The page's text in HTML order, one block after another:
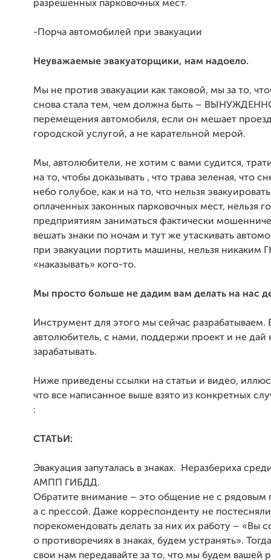
разрешенных парковочных мест.
-Порча автомобилей при эвакуации
Неуважаемые эвакуаторщики, нам надоело.
Мы не против эвакуации как таковой, мы за то,
снова стала тем, чем должна быть –
перемещения автомобиля, если он мешает
городской услугой, а не карательной мерой.
Мы, автолюбители, не хотим с вами судится,
на то, чтобы доказывать , что трава зеленая, что
небо голубое, как и на то, что нельзя
оплаченных законных парковочных мест, нельзя
предприятиям заниматься фактически
вешать знаки по ночам и тут же утаскивать
при эвакуации портить машины, нельзя никаким
«наказывать» кого-то.
Мы просто больше не дадим вам делать на нас
Инструмент для этого мы сейчас разрабатываем.
автолюбитель, с нами, поддержи проект и не дай
зарабатывать.
Ниже приведены ссылки на статьи и видео,
что все написанное выше взято из конкретных
:
СТАТЬИ:
Эвакуация запуталась в знаках. Неразбериха
АМПП ГИБДД.
Обратите внимание – это общение не с рядовым
а с прессой. Даже корреспонденту не
порекомендовать делать за них их работу – «Вы
о противоречиях в знаках, будем устранять».
свои нам передавайте за то, что мы будем вашей